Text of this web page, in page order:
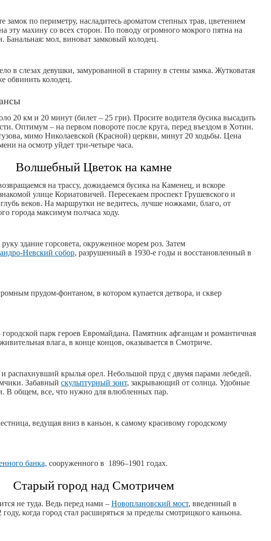
замок по периметру, насладитесь ароматом степных трав, цветением
эту махину со всех сторон. По поводу огромного мокрого пятна на
Банальная: мол, виноват замковый колодец.
в слезах девушки, замурованной в старину в стены замка. Жутковатая
обвинить колодец.
20 км и 20 минут (билет – 25 грн). Просите водителя бусика высадить
Оптимум – на первом повороте после круга, перед въездом в Хотин.
мимо Николаевской (Красной) церкви, минут 20 ходьбы. Цена
на осмотр уйдет три-четыре часа.
Волшебный Цветок на камне
на трассу, дожидаемся бусика на Каменец, и вскоре
улице Кориатовичей. Пересекаем проспект Грушевского и
веков. На маршрутки не ведитесь, лучше ножками, благо, от
города максимум полчаса ходу.
здание горсовета, окруженное морем роз. Затем
Невский собор, разрушенный в 1930-е годы и восстановленный в
прудом-фонтаном, в котором купается детвора, и сквер
парк героев Евромайдана. Памятник афганцам и романтичная
влага, в конце концов, оказывается в Смотриче.
и распахнувший крылья орел. Небольшой пруд с двумя парами лебедей.
Забавный скульптурный зонт, закрывающий от солнца. Удобные
В общем, все, что нужно для влюбленных пар.
ведущая вниз в каньон, к самому красивому городскому
банка, сооруженного в 1896–1901 годах.
Старый город над Смотричем
не туда. Ведь перед нами – Новоплановский мост, введенный в
когда город стал расширяться за пределы смотрицкого каньона.